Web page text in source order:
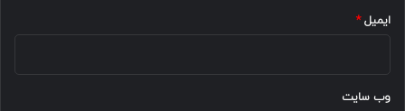
ایمیل*
وب‌ سایت